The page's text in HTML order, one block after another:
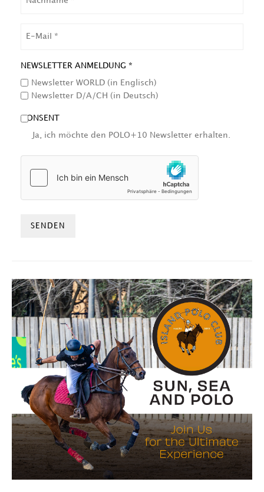
NEWSLETTER ANMELDUNG *
Newsletter WORLD (in Englisch)
Newsletter D/A/CH (in Deutsch)
CONSENT
Ja, ich möchte den POLO+10 Newsletter erhalten.